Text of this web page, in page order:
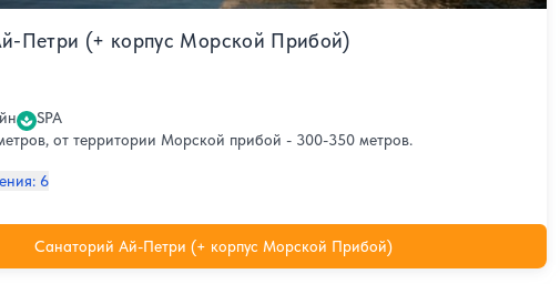
Петри (+ корпус Морской Прибой)
SPA
от территории Морской прибой - 300-350 метров.
6
Санаторий Ай-Петри (+ корпус Морской Прибой)